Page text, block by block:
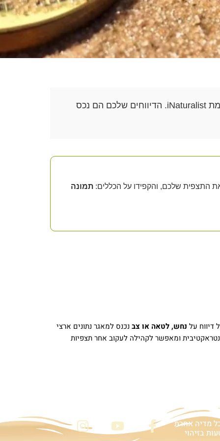
ברוכים הבאים למרכז התיעוד הקהילתי. כאן אנחנו אוספים יחד תצפיות על זוחלי ישראל בשיתוף פלטפורמת iNaturalist. הדיווחים שלכם הם נכס
התצפית שלכם, והקפידו על הכללים: תמונה
נחש, לטאה או צבנכנס למאגר נתונים ארצי
ומאפשר לקהילה לעקוב אחר תצפיות
מדיה אחרת
בזיהוי
F
Y
I